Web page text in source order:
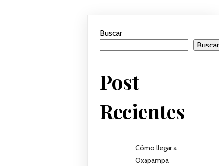
Buscar
Buscar
Post
Recientes
Cómo llegar a
Oxapampa